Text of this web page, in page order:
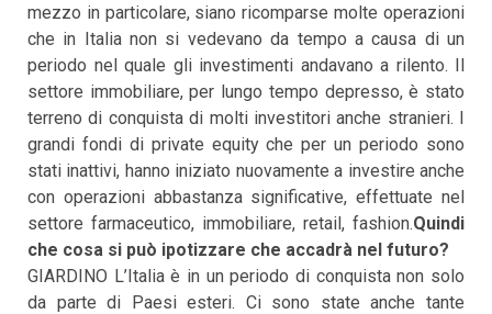
mezzo in particolare, siano ricomparse molte operazioni
che in Italia non si vedevano da tempo a causa di un
periodo nel quale gli investimenti andavano a rilento. Il
settore immobiliare, per lungo tempo depresso, è stato
terreno di conquista di molti investitori anche stranieri. I
grandi fondi di private equity che per un periodo sono
stati inattivi, hanno iniziato nuovamente a investire anche
con operazioni abbastanza significative, effettuate nel
settore farmaceutico, immobiliare, retail, fashion.Quindi
che cosa si può ipotizzare che accadrà nel futuro?
GIARDINO L’Italia è in un periodo di conquista non solo
da parte di Paesi esteri. Ci sono state anche tante